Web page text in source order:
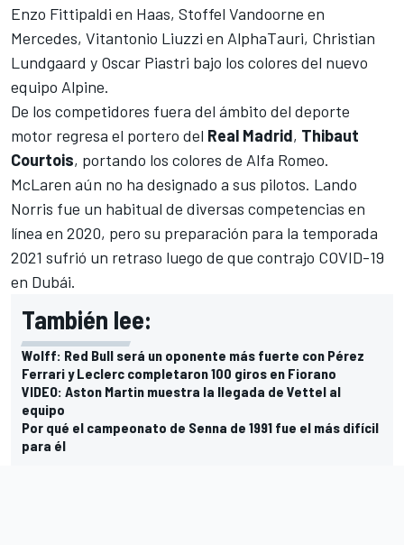
Enzo Fittipaldi en Haas, Stoffel Vandoorne en
Mercedes, Vitantonio Liuzzi en AlphaTauri, Christian
Lundgaard y Oscar Piastri bajo los colores del nuevo
equipo Alpine.
De los competidores fuera del ámbito del deporte
motor regresa el portero del Real Madrid, Thibaut
Courtois, portando los colores de Alfa Romeo.
McLaren aún no ha designado a sus pilotos. Lando
Norris fue un habitual de diversas competencias en
línea en 2020, pero su preparación para la temporada
2021 sufrió un retraso luego de que contrajo COVID-19
en Dubái.
También lee:
Wolff: Red Bull será un oponente más fuerte con Pérez
Ferrari y Leclerc completaron 100 giros en Fiorano
VIDEO: Aston Martin muestra la llegada de Vettel al
equipo
Por qué el campeonato de Senna de 1991 fue el más difícil
para él